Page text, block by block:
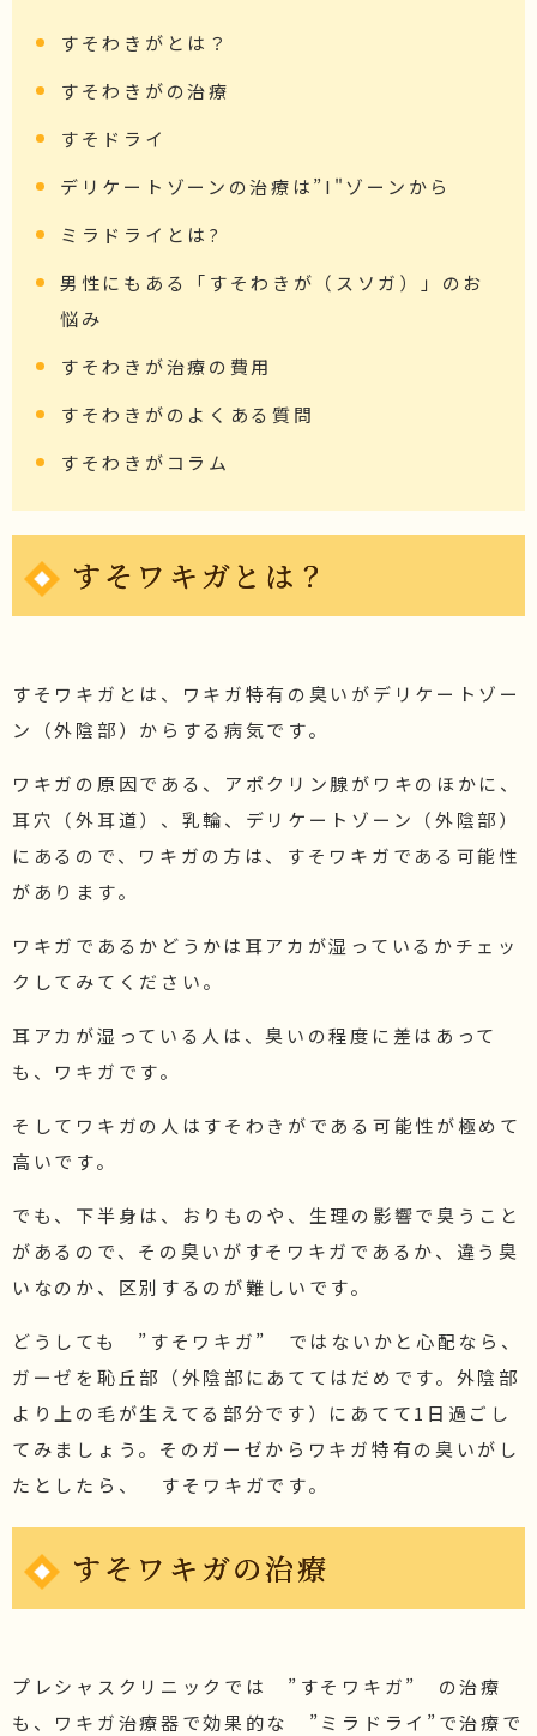
すそわきがとは？
すそわきがの治療
すそドライ
デリケートゾーンの治療は”I"ゾーンから
ミラドライとは?
男性にもある「すそわきが（スソガ）」のお
悩み
すそわきが治療の費用
すそわきがのよくある質問
すそわきがコラム
すそワキガとは？
すそワキガとは、ワキガ特有の臭いがデリケートゾー
ン（外陰部）からする病気です。
ワキガの原因である、アポクリン腺がワキのほかに、
耳穴（外耳道）、乳輪、デリケートゾーン（外陰部）
にあるので、ワキガの方は、すそワキガである可能性
があります。
ワキガであるかどうかは耳アカが湿っているかチェッ
クしてみてください。
耳アカが湿っている人は、臭いの程度に差はあって
も、ワキガです。
そしてワキガの人はすそわきがである可能性が極めて
高いです。
でも、下半身は、おりものや、生理の影響で臭うこと
があるので、その臭いがすそワキガであるか、違う臭
いなのか、区別するのが難しいです。
どうしても ”すそワキガ” ではないかと心配なら、
ガーゼを恥丘部（外陰部にあててはだめです。外陰部
より上の毛が生えてる部分です）にあてて1日過ごし
てみましょう。そのガーゼからワキガ特有の臭いがし
たとしたら、 すそワキガです。
すそワキガの治療
プレシャスクリニックでは ”すそワキガ” の治療
も、ワキガ治療器で効果的な ”ミラドライ”で治療で